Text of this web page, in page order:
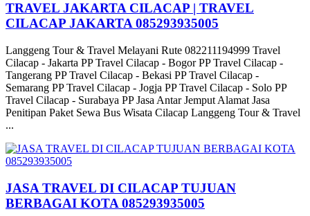
TRAVEL JAKARTA CILACAP | TRAVEL
CILACAP JAKARTA 085293935005
Langgeng Tour & Travel Melayani Rute 082211194999 Travel
Cilacap - Jakarta PP Travel Cilacap - Bogor PP Travel Cilacap -
Tangerang PP Travel Cilacap - Bekasi PP Travel Cilacap -
Semarang PP Travel Cilacap - Jogja PP Travel Cilacap - Solo PP
Travel Cilacap - Surabaya PP Jasa Antar Jemput Alamat Jasa
Penitipan Paket Sewa Bus Wisata Cilacap Langgeng Tour & Travel
...
JASA TRAVEL DI CILACAP TUJUAN
BERBAGAI KOTA 085293935005